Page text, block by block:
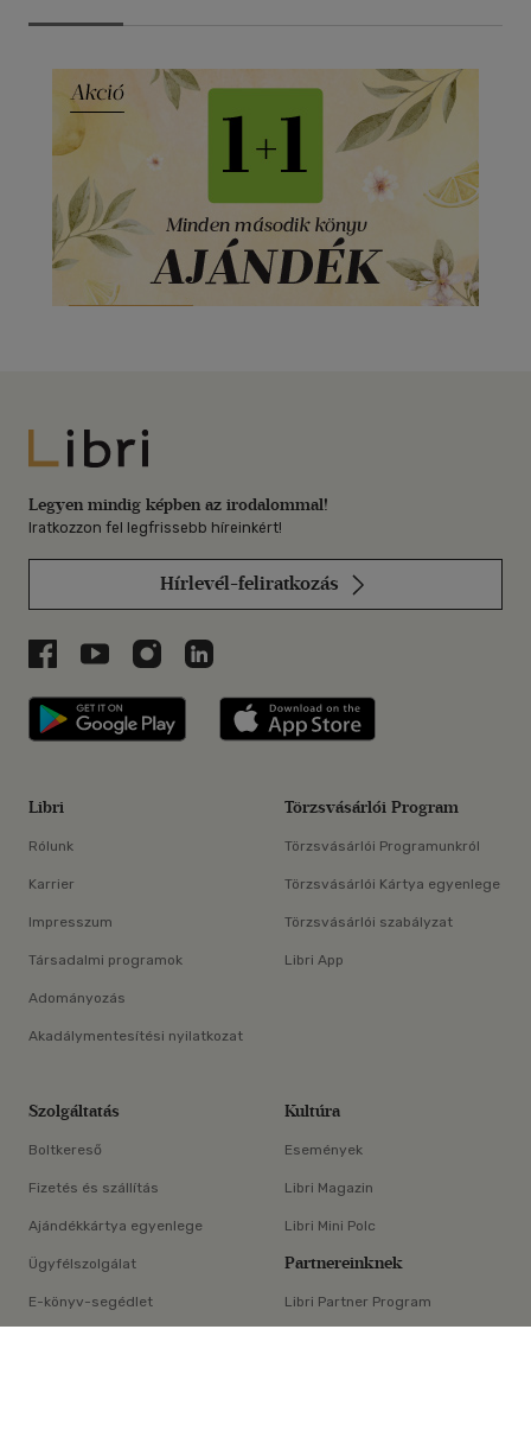
×
Libri
Legyen mindig képben az irodalommal!
Iratkozzon fel legfrissebb híreinkért!
Hírlevél-feliratkozás
Libri a Facebookon
Libri a Youtube-on
Libri az Instagramon
Libri a LinkedInen
Libri applikáció Szerezd meg: Google
Libri
Rólunk
Karrier
Impresszum
Társadalmi programok
Adományozás
Akadálymentesítési nyilatkozat
Törzsvásárlói Program
Törzsvásárlói Programunkról
Törzsvásárlói Kártya egyenlege
Törzsvásárlói szabályzat
Libri App
Szolgáltatás
Boltkereső
Fizetés és szállítás
Ajándékkártya egyenlege
Ügyfélszolgálat
E-könyv-segédlet
Kultúra
Események
Libri Magazin
Libri Mini Polc
Partnereinknek
Libri Partner Program